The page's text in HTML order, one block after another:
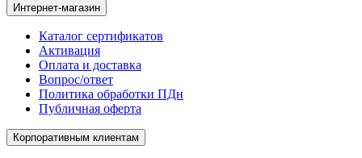
Интернет-магазин
Каталог сертификатов
Активация
Оплата и доставка
Вопрос/ответ
Политика обработки ПДн
Публичная оферта
Корпоративным клиентам